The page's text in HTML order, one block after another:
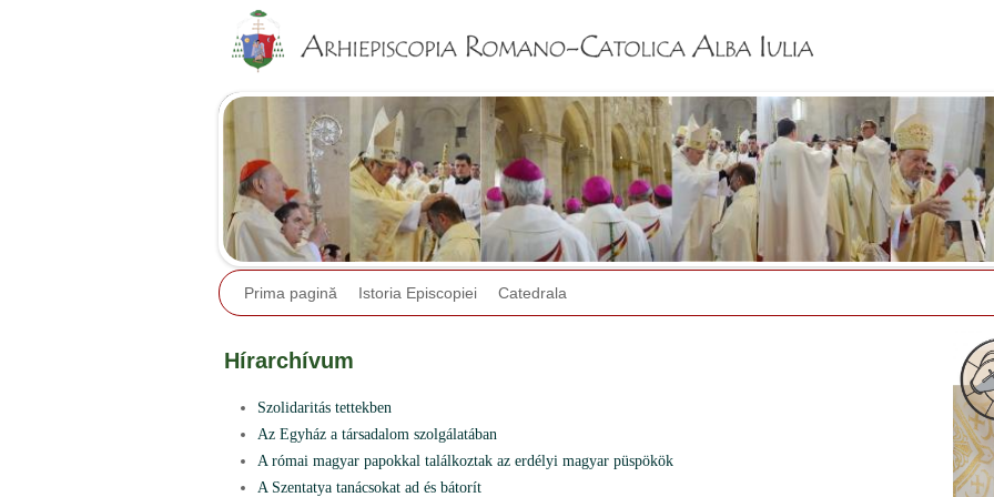
Prima pagină Istoria Episcopiei Catedrala
Hírarchívum
Szolidaritás tettekben
Az Egyház a társadalom szolgálatában
A római magyar papokkal találkoztak az erdélyi magyar püspökök
A Szentatya tanácsokat ad és bátorít